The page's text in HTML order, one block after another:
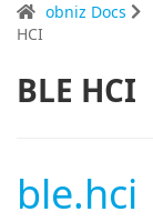
obniz Docs
HCI
BLE HCI
ble.hci